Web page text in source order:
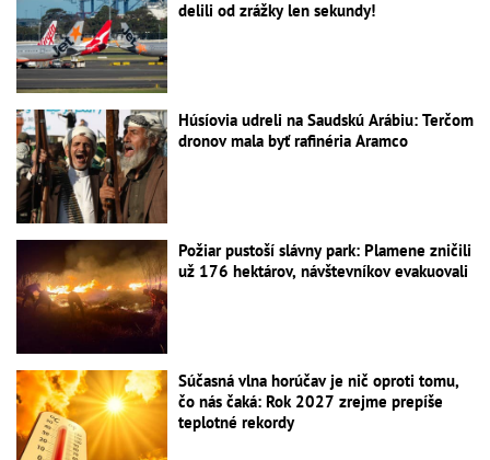
delili od zrážky len sekundy!
Húsíovia udreli na Saudskú Arábiu: Terčom
dronov mala byť rafinéria Aramco
Požiar pustoší slávny park: Plamene zničili
už 176 hektárov, návštevníkov evakuovali
Súčasná vlna horúčav je nič oproti tomu,
čo nás čaká: Rok 2027 zrejme prepíše
teplotné rekordy